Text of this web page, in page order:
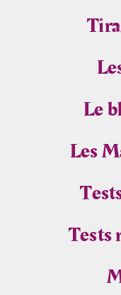
Le
Les
Tests